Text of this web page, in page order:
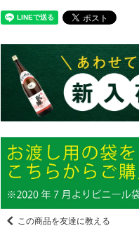
この商品を友達に教える